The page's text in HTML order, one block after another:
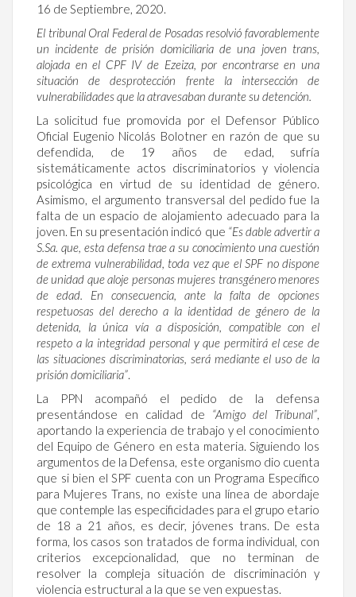
16 de Septiembre, 2020.
El tribunal Oral Federal de Posadas resolvió favorablemente
un incidente de prisión domiciliaria de una joven trans,
alojada en el CPF IV de Ezeiza, por encontrarse en una
situación de desprotección frente la intersección de
vulnerabilidades que la atravesaban durante su detención.
La solicitud fue promovida por el Defensor Público
Oficial Eugenio Nicolás Bolotner en razón de que su
defendida, de 19 años de edad, sufría
sistemáticamente actos discriminatorios y violencia
psicológica en virtud de su identidad de género.
Asimismo, el argumento transversal del pedido fue la
falta de un espacio de alojamiento adecuado para la
joven. En su presentación indicó que “Es dable advertir a
S.Sa. que, esta defensa trae a su conocimiento una cuestión
de extrema vulnerabilidad, toda vez que el SPF no dispone
de unidad que aloje personas mujeres transgénero menores
de edad. En consecuencia, ante la falta de opciones
respetuosas del derecho a la identidad de género de la
detenida, la única vía a disposición, compatible con el
respeto a la integridad personal y que permitirá el cese de
las situaciones discriminatorias, será mediante el uso de la
prisión domiciliaria”
La PPN acompañó el pedido de la defensa
presentándose en calidad de “Amigo del Tribunal”
aportando la experiencia de trabajo y el conocimiento
del Equipo de Género en esta materia. Siguiendo los
argumentos de la Defensa, este organismo dio cuenta
que si bien el SPF cuenta con un Programa Específico
para Mujeres Trans, no existe una línea de abordaje
que contemple las especificidades para el grupo etario
de 18 a 21 años, es decir, jóvenes trans. De esta
forma, los casos son tratados de forma individual, con
criterios excepcionalidad, que no terminan de
resolver la compleja situación de discriminación y
violencia estructural a la que se ven expuestas.